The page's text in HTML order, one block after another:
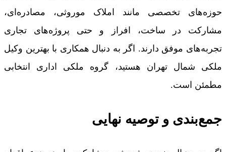
حوزه‌های تخصصی مانند املاک موروثی، مصادره‌ای،
مشارکت در ساخت، افراز و حتی پروژه‌های تجاری
تجربه‌های موفق دارند. اگر به دنبال همکاری با بهترین وکیل
ملکی شمال تهران هستید، گروه ملکی اداری انتخابی
مطمئن است.
جمع‌بندی و توصیه نهایی